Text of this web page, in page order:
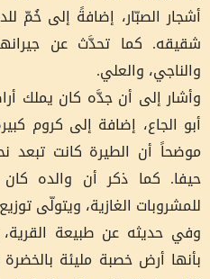
أشجار الصبّار، إضافةً إلى خُمّ
شقيقه. كما تحدَّث عن
والناجي، والعلي.
وأشار إلى أن جدَّه كان يملك
أبو الجاع، إضافة إلى كروم
موضحاً أن الطيرة كانت تبعد
حيفا. كما ذكر أن والده
للمشروبات الغازية، ويتولّى
وفي حديثه عن طبيعة
بأنها أرض خصبة مليئة بالخضرة